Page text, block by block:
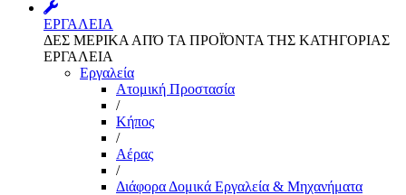
ΕΡΓΑΛΕΙΑ
ΔΕΣ ΜΕΡΙΚΑ ΑΠΌ ΤΑ ΠΡΟΪΌΝΤΑ ΤΗΣ ΚΑΤΗΓΟΡΙΑΣ
ΕΡΓΑΛΕΙΑ
Εργαλεία
Aτομική Προστασία
/
Kήπος
/
Αέρας
/
Διάφορα Δομικά Εργαλεία & Μηχανήματα